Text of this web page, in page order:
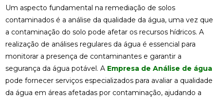
Um aspecto fundamental na remediação de solos
contaminados é a análise da qualidade da água, uma vez que
a contaminação do solo pode afetar os recursos hídricos. A
realização de análises regulares da água é essencial para
monitorar a presença de contaminantes e garantir a
segurança da água potável. A Empresa de Análise de água
pode fornecer serviços especializados para avaliar a qualidade
da água em áreas afetadas por contaminação, ajudando a